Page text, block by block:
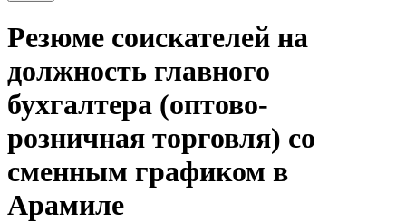
Резюме соискателей на
должность главного
бухгалтера (оптово-
розничная торговля) со
сменным графиком в
Арамиле